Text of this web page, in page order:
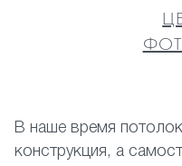
В наше время
конструкция, а